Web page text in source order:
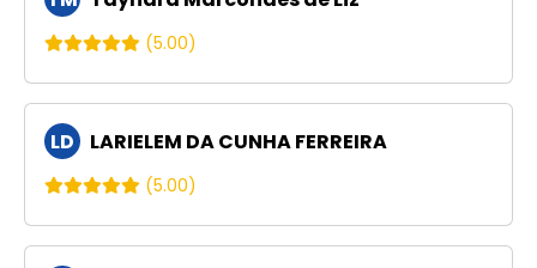
(5.00)
LD LARIELEM DA CUNHA FERREIRA
(5.00)